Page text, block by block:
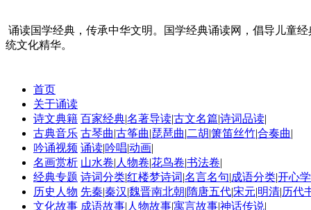
诵读国学经典，传承中华文明。国学经典诵读网，倡导儿童
统文化精华。
首页
关于诵读
诗文典籍 百家经典|名著导读|古文名篇|诗词品读|
古典音乐 古琴曲|古筝曲|琵琶曲|二胡|箫笛丝竹|合奏曲|
吟诵视频 诵读|吟唱|动画|
名画赏析 山水卷| 人物卷|花鸟卷|书法卷|
经典专题 诗词分类|红楼梦诗词|名言名句|成语分类|开心
历史人物 先秦|秦汉|魏晋南北朝|隋唐五代|宋元|明清|历代
文化故事 成语故事| 人物故事|寓言故事|神话传说|